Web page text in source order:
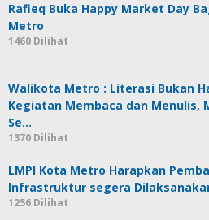
Rafieq Buka Happy Market Day
Metro
1460 Dilihat
Walikota Metro : Literasi Bukan
Kegiatan Membaca dan Menulis,
Se…
1370 Dilihat
LMPI Kota Metro Harapkan
Infrastruktur segera
1256 Dilihat